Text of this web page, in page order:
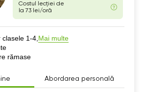
Costul lecției de
la 73 lei/oră
1-4, Mai multe
rămase
Abordarea personală